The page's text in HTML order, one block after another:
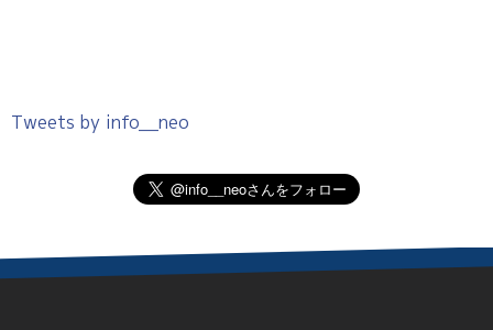
Tweets by info__neo